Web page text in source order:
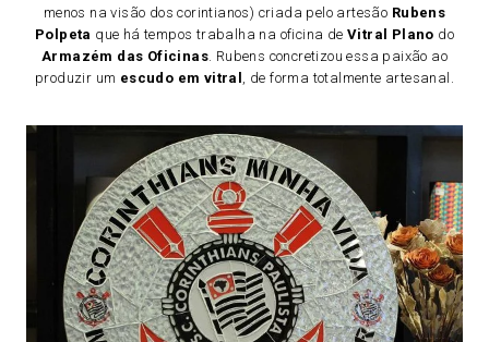
menos na visão dos corintianos) criada pelo artesão Rubens
Polpeta que há tempos trabalha na oficina de Vitral Plano do
Armazém das Oficinas . Rubens concretizou essa paixão ao
produzir um escudo em vitral , de forma totalmente artesanal.